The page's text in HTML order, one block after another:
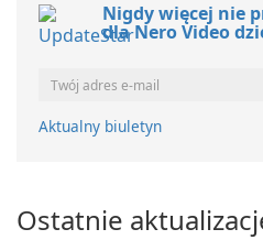
Nigdy więcej nie
dla Nero Video
Aktualny biuletyn
Ostatnie